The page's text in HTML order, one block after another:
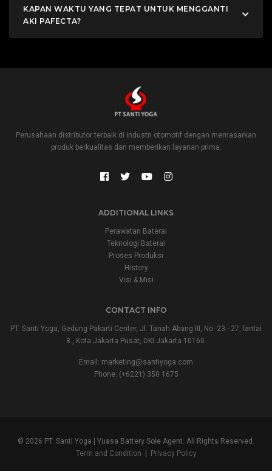
KAPAN WAKTU YANG TEPAT UNTUK MENGGANTI
AKI PAFECTA?
Perusahaan distributor terbaik di industri otomotif dengan memasarkan
produk berkualitas dan memberikan layanan prima.
ADDITIONAL LINKS
Perawatan Baterai
Teknologi Baterai
Proses Produksi
History
Visi & Misi
CONTACT INFO
PT. Santi Yoga, Gedung Pakarti Center, Jl. Tanah Abang III, No. 23 - 27, lantai
8., Kota Jakarta Pusat, DKI Jakarta 10160.
Email: marketing@santiyoga.com
Phone: (+6221) 350 1675
© 2026 PT. Santi Yoga | Yuasa Battery Sole Agent. All Rights Reserved.
Term and Condition | Privacy Policy